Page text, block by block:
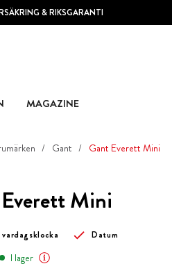
& RIKSGARANTI
MAGAZINE
Gant Gant Everett Mini
Mini
Datum
I lager